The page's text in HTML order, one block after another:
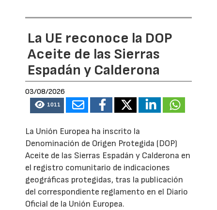
La UE reconoce la DOP
Aceite de las Sierras
Espadán y Calderona
03/08/2026
1011
La Unión Europea ha inscrito la
Denominación de Origen Protegida (DOP)
Aceite de las Sierras Espadán y Calderona en
el registro comunitario de indicaciones
geográficas protegidas, tras la publicación
del correspondiente reglamento en el Diario
Oficial de la Unión Europea.